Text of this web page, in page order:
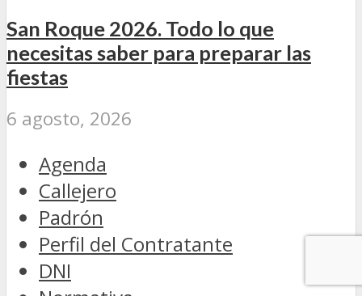
San Roque 2026. Todo lo que
necesitas saber para preparar las
fiestas
6 agosto, 2026
Agenda
Callejero
Padrón
Perfil del Contratante
DNI